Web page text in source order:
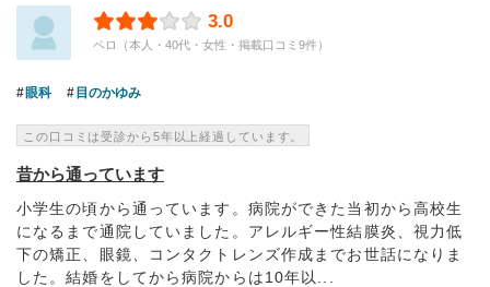
3.0
ペロ（本人・40代・女性・掲載口コミ9件）
眼科 目のかゆみ
この口コミは受診から5年以上経過しています。
昔から通っています
小学生の頃から通っています。病院ができた当初から高校生
になるまで通院していました。アレルギー性結膜炎、視力低
下の矯正、眼鏡、コンタクトレンズ作成までお世話になりま
した。結婚をしてから病院からは10年以...